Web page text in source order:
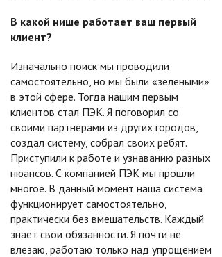
В какой нише работает ваш первый
клиент?
Изначально поиск мы проводили
самостоятельно, но мы были «зелеными»
в этой сфере. Тогда нашим первым
клиентов стал ПЭК. Я поговорил со
своими партнерами из других городов,
создал систему, собрал своих ребят.
Приступили к работе и узнаванию разных
нюансов. С компанией ПЭК мы прошли
многое. В данный момент наша система
функционирует самостоятельно,
практически без вмешательств. Каждый
знает свои обязанности. Я почти не
влезаю, работаю только над упрощением